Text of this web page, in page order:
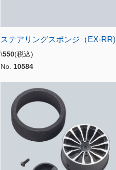
ステアリングスポンジ（EX-RR)
\550(税込)
No. 10584